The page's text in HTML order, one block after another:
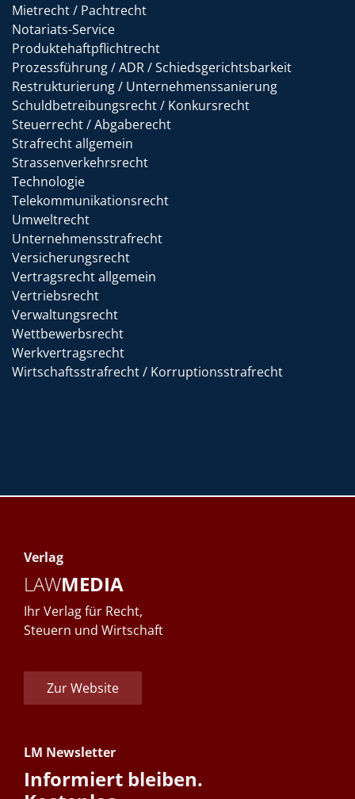
Mietrecht / Pachtrecht
Notariats-Service
Produktehaftpflichtrecht
Prozessführung / ADR / Schiedsgerichtsbarkeit
Restrukturierung / Unternehmenssanierung
Schuldbetreibungsrecht / Konkursrecht
Steuerrecht / Abgaberecht
Strafrecht allgemein
Strassenverkehrsrecht
Technologie
Telekommunikationsrecht
Umweltrecht
Unternehmensstrafrecht
Versicherungsrecht
Vertragsrecht allgemein
Vertriebsrecht
Verwaltungsrecht
Wettbewerbsrecht
Werkvertragsrecht
Wirtschaftsstrafrecht / Korruptionsstrafrecht
Verlag
LAWMEDIA
Ihr Verlag für Recht,
Steuern und Wirtschaft
Zur Website
LM Newsletter
Informiert bleiben.